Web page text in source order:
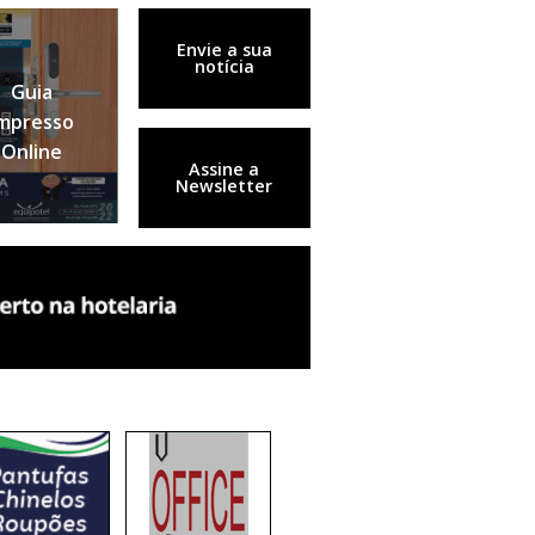
Guia
Online
Envie a sua
notícia
Assine a
Newsletter